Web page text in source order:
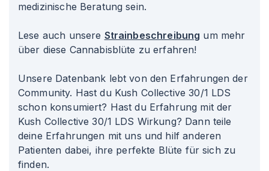
medizinische Beratung sein.
Lese auch unsere Strainbeschreibung um mehr
über diese Cannabisblüte zu erfahren!
Unsere Datenbank lebt von den Erfahrungen der
Community. Hast du Kush Collective 30/1 LDS
schon konsumiert? Hast du Erfahrung mit der
Kush Collective 30/1 LDS Wirkung? Dann teile
deine Erfahrungen mit uns und hilf anderen
Patienten dabei, ihre perfekte Blüte für sich zu
finden.